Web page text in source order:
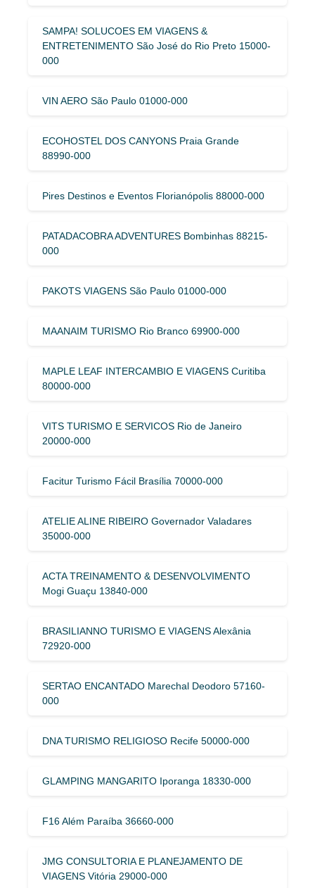
SAMPA! SOLUCOES EM VIAGENS &
ENTRETENIMENTO São José do Rio Preto 15000-
000
VIN AERO São Paulo 01000-000
ECOHOSTEL DOS CANYONS Praia Grande
88990-000
Pires Destinos e Eventos Florianópolis 88000-000
PATADACOBRA ADVENTURES Bombinhas 88215-
000
PAKOTS VIAGENS São Paulo 01000-000
MAANAIM TURISMO Rio Branco 69900-000
MAPLE LEAF INTERCAMBIO E VIAGENS Curitiba
80000-000
VITS TURISMO E SERVICOS Rio de Janeiro
20000-000
Facitur Turismo Fácil Brasília 70000-000
ATELIE ALINE RIBEIRO Governador Valadares
35000-000
ACTA TREINAMENTO & DESENVOLVIMENTO
Mogi Guaçu 13840-000
BRASILIANNO TURISMO E VIAGENS Alexânia
72920-000
SERTAO ENCANTADO Marechal Deodoro 57160-
000
DNA TURISMO RELIGIOSO Recife 50000-000
GLAMPING MANGARITO Iporanga 18330-000
F16 Além Paraíba 36660-000
JMG CONSULTORIA E PLANEJAMENTO DE
VIAGENS Vitória 29000-000